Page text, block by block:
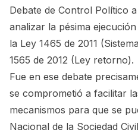
Debate de Control Político
analizar la pésima
la Ley 1465 de 2011
1565 de 2012 (Ley retorno).
Fue en ese debate
se comprometió a facilitar
mecanismos para que se
Nacional de la Sociedad